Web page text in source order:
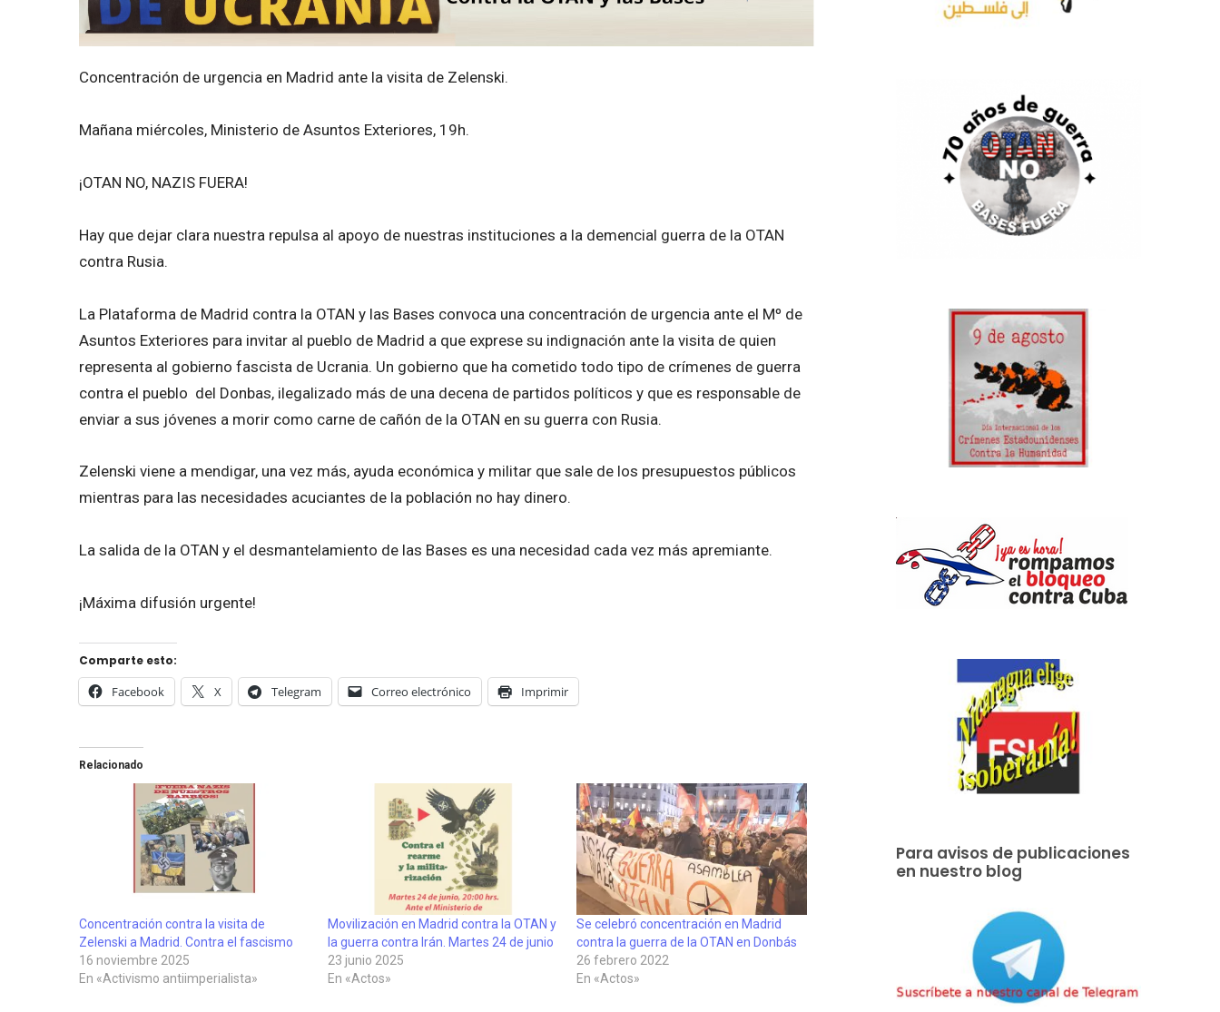
Concentración de urgencia en Madrid ante la visita de Zelenski.
Mañana miércoles, Ministerio de Asuntos Exteriores, 19h.
¡OTAN NO, NAZIS FUERA!
Hay que dejar clara nuestra repulsa al apoyo de nuestras instituciones a la demencial guerra de la OTAN
contra Rusia.
La Plataforma de Madrid contra la OTAN y las Bases convoca una concentración de urgencia ante el Mº de
Asuntos Exteriores para invitar al pueblo de Madrid a que exprese su indignación ante la visita de quien
representa al gobierno fascista de Ucrania. Un gobierno que ha cometido todo tipo de crímenes de guerra
contra el pueblo del Donbas, ilegalizado más de una decena de partidos políticos y que es responsable de
enviar a sus jóvenes a morir como carne de cañón de la OTAN en su guerra con Rusia.
Zelenski viene a mendigar, una vez más, ayuda económica y militar que sale de los presupuestos públicos
mientras para las necesidades acuciantes de la población no hay dinero.
La salida de la OTAN y el desmantelamiento de las Bases es una necesidad cada vez más apremiante.
¡Máxima difusión urgente!
Comparte esto:
Facebook X Telegram Correo electrónico Imprimir
Relacionado
Concentración contra la visita de
Zelenski a Madrid. Contra el fascismo
16 noviembre 2025
En «Activismo antiimperialista»
Movilización en Madrid contra la OTAN y
la guerra contra Irán. Martes 24 de junio
23 junio 2025
En «Actos»
Se celebró concentración en Madrid
contra la guerra de la OTAN en Donbás
26 febrero 2022
En «Actos»
Para avisos de publicaciones
en nuestro blog